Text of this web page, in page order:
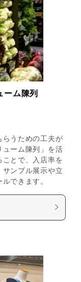
ム陳列
らうための工夫が
ューム陳列」を活
ことで、入店率を
ンプル展示や立
できます。